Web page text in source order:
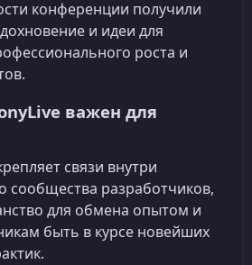
конференции получили
и идеи для
роста и
важен для
связи внутри
сообщества разработчиков,
для обмена опытом и
быть в курсе новейших